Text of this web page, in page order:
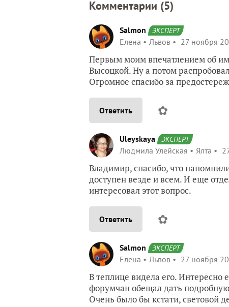
Комментарии (5)
Salmon ЭКСПЕРТ
Елена Львов 27 ноября
Первым моим впечатлением об
Высоцкой. Ну а потом
Огромное спасибо за
Ответить ✿
Uleyskaya ЭКСПЕРТ
Людмила Улейская Ялта
Владимир, спасибо, что
доступен везде и всем. И еще
интересовал этот вопрос.
Ответить ✿
Salmon ЭКСПЕРТ
Елена Львов 27 ноября
В теплице видела его. Интересно
форумчан обещал дать
Очень было бы кстати, световой